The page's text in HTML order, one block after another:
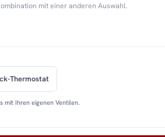
mit einer anderen Auswahl.
Thermostat
mit Ihren eigenen Ventilen.